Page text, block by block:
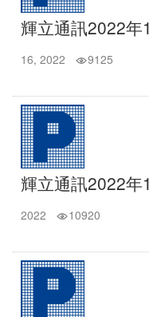
輝立通訊2022年
16, 2022
9125
輝立通訊2022年
2022
10920